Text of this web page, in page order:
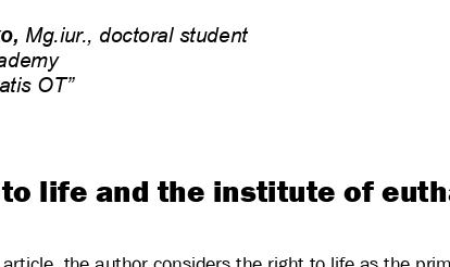
Mg.iur., doctoral student
OT”
life and the institute of
the author considers the right to life as the